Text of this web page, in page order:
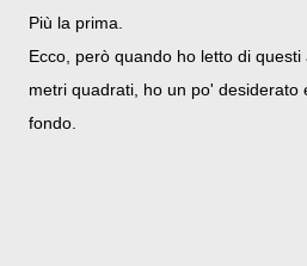
Più la prima.
Ecco, però quando ho letto di
metri quadrati, ho un po' desiderato
fondo.